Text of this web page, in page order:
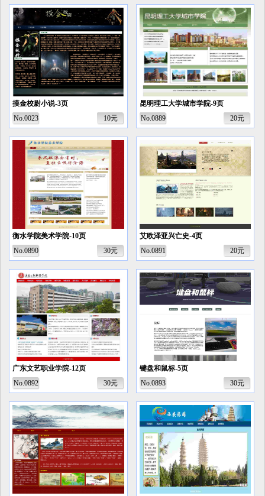
摸金校尉小说-3页
No.0023
10元
昆明理工大学城市学院-9页
No.0889
20元
衡水学院美术学院-10页
No.0890
30元
艾欧泽亚兴亡史-4页
No.0891
20元
广东文艺职业学院-12页
No.0892
30元
键盘和鼠标-5页
No.0893
30元